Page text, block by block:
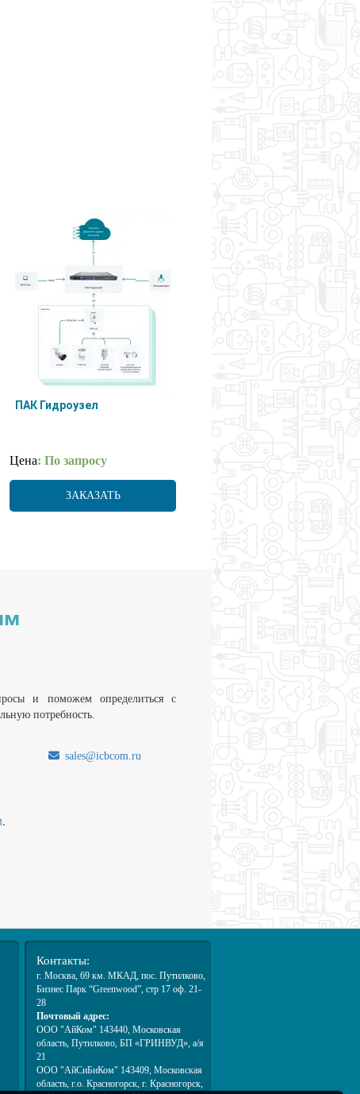
ПАК Гидроузел
Цена: По запросу
ЗАКАЗАТЬ
и поможем определиться с
потребность.
sales@icbcom.ru
.
Контакты:
г. Москва, 69 км. МКАД, пос. Путилково,
Бизнес Парк “Greenwood”, стр 17 оф. 21-
28
Почтовый адрес:
ООО "АйКом" 143440, Московская
область, Путилково, БП «ГРИНВУД», а/я
21
ООО "АйСиБиКом" 143409, Московская
область, г.о. Красногорск, г. Красногорск,